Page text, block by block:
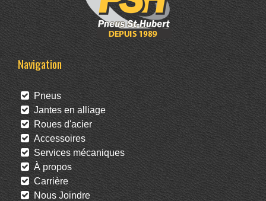
Navigation
Pneus
Jantes en alliage
Roues d'acier
Accessoires
Services mécaniques
À propos
Carrière
Nous Joindre